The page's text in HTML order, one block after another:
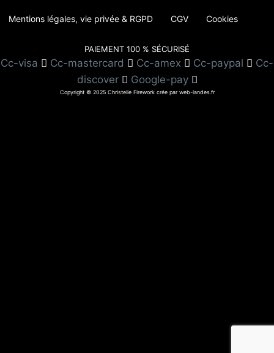
Mentions légales, vie privée & RGPD CGV Cookies
PAIEMENT 100 % SÉCURISÉ
Cc-visa Cc-mastercard Cc-amex Cc-paypal
Cc-
discover
Google-pay
Copyright © 2025 Christelle Firework crée par web-landes.fr